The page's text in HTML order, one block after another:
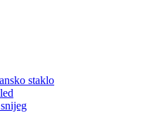
staklo